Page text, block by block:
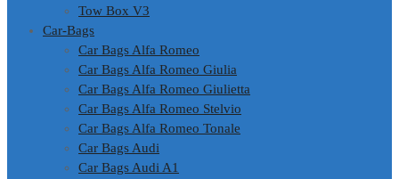
Tow Box V3
Car-Bags
Car Bags Alfa Romeo
Car Bags Alfa Romeo Giulia
Car Bags Alfa Romeo Giulietta
Car Bags Alfa Romeo Stelvio
Car Bags Alfa Romeo Tonale
Car Bags Audi
Car Bags Audi A1